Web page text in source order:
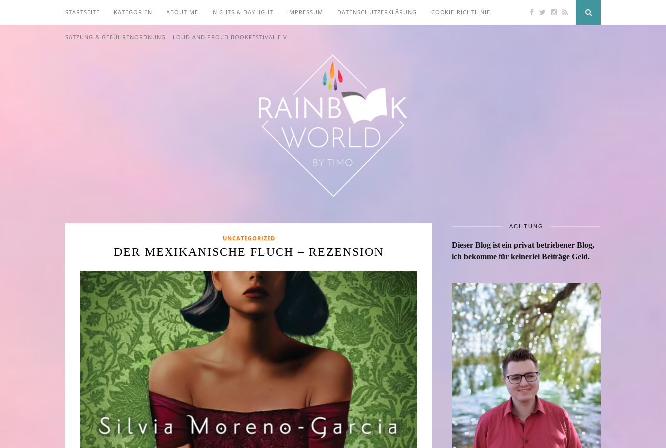
STARTSEITE KATEGORIEN ABOUT ME NIGHTS & DAYLIGHT IMPRESSUM DATENSCHUTZERKLÄRUNG COOKIE-RICHTLINIE
SATZUNG & GEBÜHRENORDNUNG – LOUD AND PROUD BOOKFESTIVAL E.V.
UNCATEGORIZED
DER MEXIKANISCHE FLUCH – REZENSION
ACHTUNG
Dieser Blog ist ein privat betriebener Blog,
ich bekomme für keinerlei Beiträge Geld.